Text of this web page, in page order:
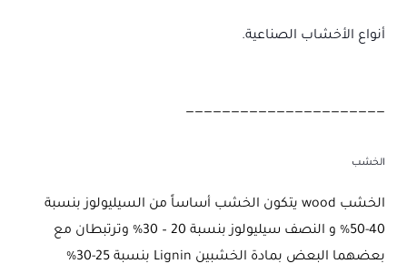
أنواع الأخشاب الصناعية.
——————————————————————
الخشب
الخشب wood يتكون الخشب أساساً من السيليولوز بنسبة
40-50% و النصف سيليولوز بنسبة 20 – 30% وترتبطان مع
بعضهما البعض بمادة الخشبين Lignin بنسبة 25-30%